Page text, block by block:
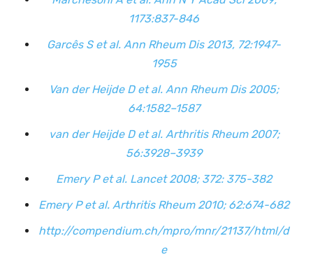
1173:837-846
Garcês S et al. Ann Rheum Dis 2013, 72:1947-
1955
Van der Heijde D et al. Ann Rheum Dis 2005;
64:1582–1587
van der Heijde D et al. Arthritis Rheum 2007;
56:3928–3939
Emery P et al. Lancet 2008; 372: 375-382
Emery P et al. Arthritis Rheum 2010; 62:674-682
http://compendium.ch/mpro/mnr/21137/html/d
e